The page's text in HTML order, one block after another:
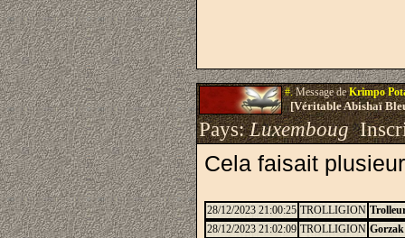
#.Message deKrimpo
[Véritable Abishaï
Pays:Luxemboug
Cela faisait
28/12/2023 21:00:25 TROLLIGION
28/12/2023 21:02:09 TROLLIGION Gorzak